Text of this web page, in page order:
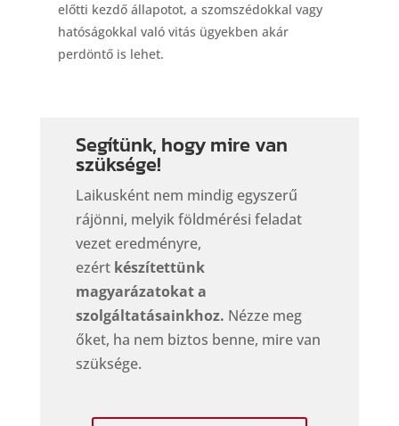
előtti kezdő állapotot, a szomszédokkal vagy
hatóságokkal való vitás ügyekben akár
perdöntő is lehet.
Segítünk, hogy mire van
szüksége!
Laikusként nem mindig egyszerű
rájönni, melyik földmérési feladat
vezet eredményre,
ezért készítettünk
magyarázatokat a
szolgáltatásainkhoz. Nézze meg
őket, ha nem biztos benne, mire van
szüksége.